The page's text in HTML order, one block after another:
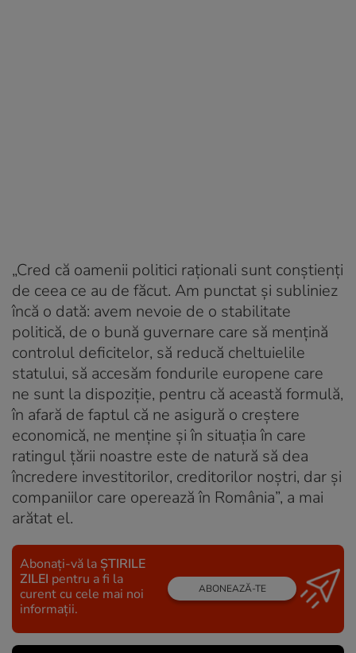
„Cred că oamenii politici raționali sunt conștienți
de ceea ce au de făcut. Am punctat și subliniez
încă o dată: avem nevoie de o stabilitate
politică, de o bună guvernare care să mențină
controlul deficitelor, să reducă cheltuielile
statului, să accesăm fondurile europene care
ne sunt la dispoziție, pentru că această formulă,
în afară de faptul că ne asigură o creștere
economică, ne menține și în situația în care
ratingul țării noastre este de natură să dea
încredere investitorilor, creditorilor noștri, dar și
companiilor care operează în România”, a mai
arătat el.
Abonați-vă la ȘTIRILE
ZILEI pentru a fi la
curent cu cele mai noi
informații.
ABONEAZĂ-TE